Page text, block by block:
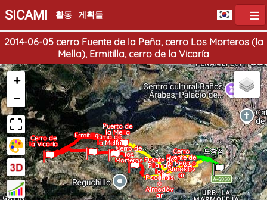
SICAMI 활동 게획들
2014-06-05 cerro Fuente de la Peña, cerro Los Morteros (la
Mella), Ermitilla, cerro de la Vicaría
출발점
도착점
Fuente de
Pilar de
los
Pacarros
o
Almodóv
ar
Cerro
Fuente de
la Peña o
Almodov
ar
Puerto de
la Mella
Cima de
la Mella
Cerro de
los
Morteros
Ermitilla
Cerro de
la Vicaría
+
−